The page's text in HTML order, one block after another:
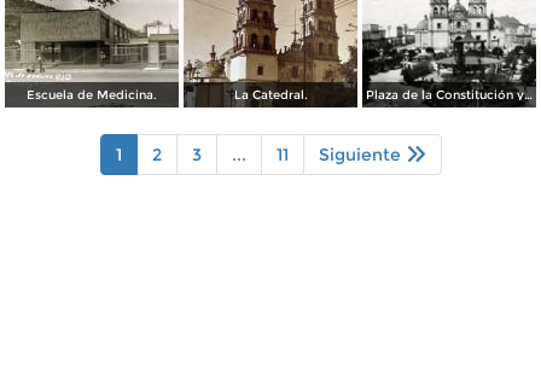
Escuela de Medicina. La Catedral. Plaza de la Constitución y Catedral de Durango
1 2 3 ... 11 Siguiente